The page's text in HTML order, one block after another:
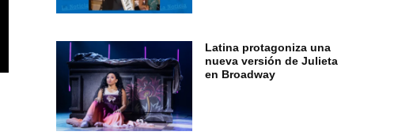
Latina protagoniza una
nueva versión de Julieta
en Broadway